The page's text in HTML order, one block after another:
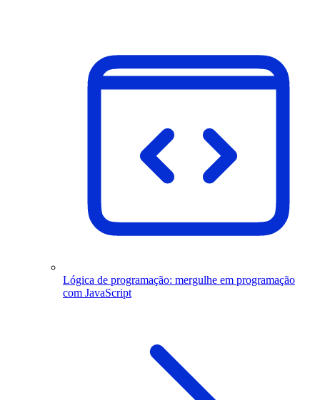
Lógica de programação: mergulhe em programação
com JavaScript